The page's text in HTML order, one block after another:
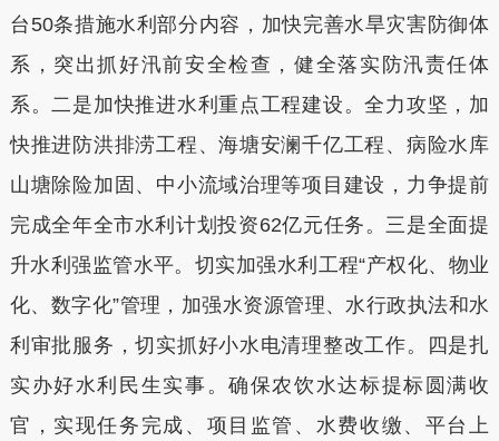
台50条措施水利部分内容，加快完善水旱灾害防御体
系，突出抓好汛前安全检查，健全落实防汛责任体
系。二是加快推进水利重点工程建设。全力攻坚，加
快推进防洪排涝工程、海塘安澜千亿工程、病险水库
山塘除险加固、中小流域治理等项目建设，力争提前
完成全年全市水利计划投资62亿元任务。三是全面提
升水利强监管水平。切实加强水利工程“产权化、物业
化、数字化”管理，加强水资源管理、水行政执法和水
利审批服务，切实抓好小水电清理整改工作。四是扎
实办好水利民生实事。确保农饮水达标提标圆满收
官，实现任务完成、项目监管、水费收缴、平台上